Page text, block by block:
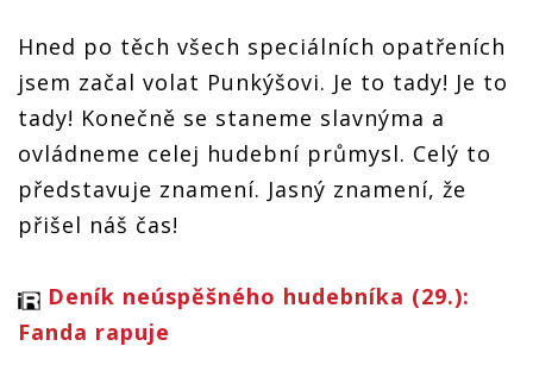
hudebníka
(30.): Éra
neúspěšných
(30.): Éra
neúspěšných
(30.): Éra
neúspěšných
Hned po těch všech speciálních opatřeních
jsem začal volat Punkýšovi. Je to tady! Je to
tady! Konečně se staneme slavnýma a
ovládneme celej hudební průmysl. Celý to
představuje znamení. Jasný znamení, že
přišel náš čas!
Deník neúspěšného hudebníka (29.):
Fanda rapuje